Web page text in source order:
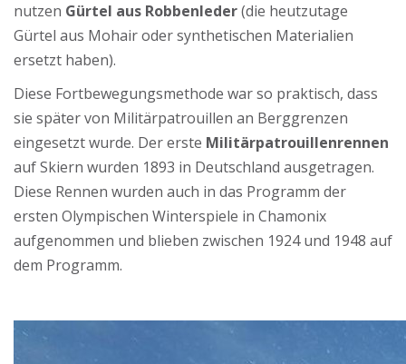
nutzen Gürtel aus Robbenleder(die heutzutage
Gürtel aus Mohair oder synthetischen Materialien
ersetzt haben).
Diese Fortbewegungsmethode war so praktisch, dass
sie später von Militärpatrouillen an Berggrenzen
eingesetzt wurde. Der erste Militärpatrouillenrennen
auf Skiern wurden 1893 in Deutschland ausgetragen.
Diese Rennen wurden auch in das Programm der
ersten Olympischen Winterspiele in Chamonix
aufgenommen und blieben zwischen 1924 und 1948 auf
dem Programm.